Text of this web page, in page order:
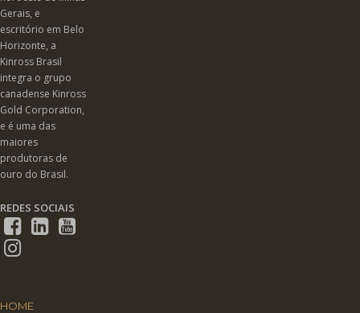
Gerais, e
escritório em Belo
Horizonte, a
Kinross Brasil
integra o grupo
canadense Kinross
Gold Corporation,
e é uma das
maiores
produtoras de
ouro do Brasil.
REDES SOCIAIS
HOME